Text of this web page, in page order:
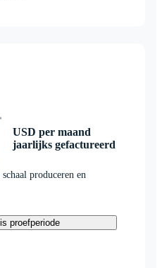
USD per maand
jaarlijks gefactureerd
produceren en
proefperiode